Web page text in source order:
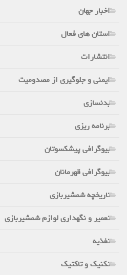
اخبار جهان
استان های فعال
انتشارات
ایمنی و جلوگیری از مصدومیت
بدنسازی
برنامه ریزی
بیوگرافی پیشکسوتان
بیوگرافی قهرمانان
تاریخچه شمشیربازی
تعمیر و نگهداری لوازم شمشیربازی
تغذیه
تکنیک و تاکتیک